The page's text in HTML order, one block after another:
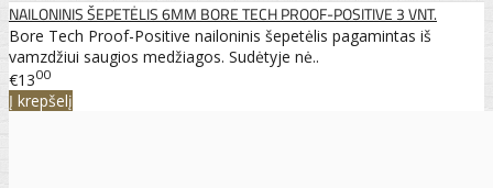
NAILONINIS ŠEPETĖLIS 6MM BORE TECH PROOF-POSITIVE 3 VNT.
Bore Tech Proof-Positive nailoninis šepetėlis pagamintas iš
vamzdžiui saugios medžiagos. Sudėtyje nė..
€1300
Į krepšelį